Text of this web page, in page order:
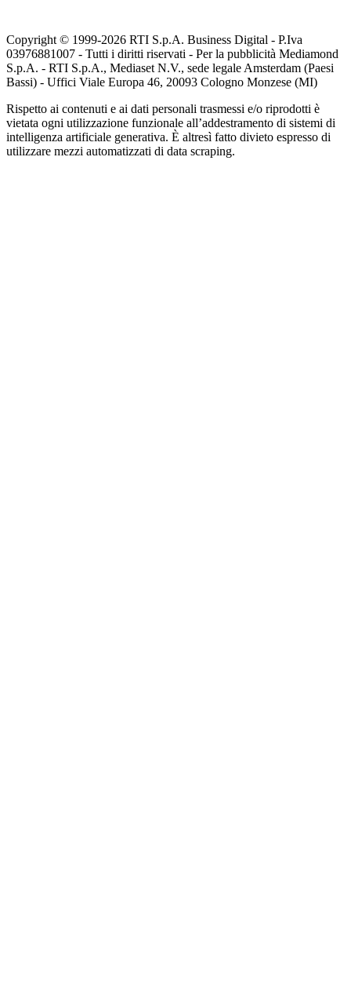
Copyright © 1999-2026 RTI S.p.A. Business Digital - P.Iva
03976881007 - Tutti i diritti riservati - Per la pubblicità Mediamond
S.p.A. - RTI S.p.A., Mediaset N.V., sede legale Amsterdam (Paesi
Bassi) - Uffici Viale Europa 46, 20093 Cologno Monzese (MI)
Rispetto ai contenuti e ai dati personali trasmessi e/o riprodotti è
vietata ogni utilizzazione funzionale all’addestramento di sistemi di
intelligenza artificiale generativa. È altresì fatto divieto espresso di
utilizzare mezzi automatizzati di data scraping.